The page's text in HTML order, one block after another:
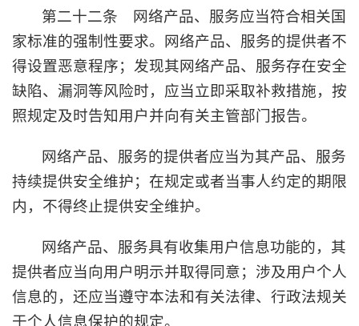
第二十二条 网络产品、服务应当符合相关国
家标准的强制性要求。网络产品、服务的提供者不
得设置恶意程序；发现其网络产品、服务存在安全
缺陷、漏洞等风险时，应当立即采取补救措施，按
照规定及时告知用户并向有关主管部门报告。
网络产品、服务的提供者应当为其产品、服务
持续提供安全维护；在规定或者当事人约定的期限
内，不得终止提供安全维护。
网络产品、服务具有收集用户信息功能的，其
提供者应当向用户明示并取得同意；涉及用户个人
信息的，还应当遵守本法和有关法律、行政法规关
于个人信息保护的规定。